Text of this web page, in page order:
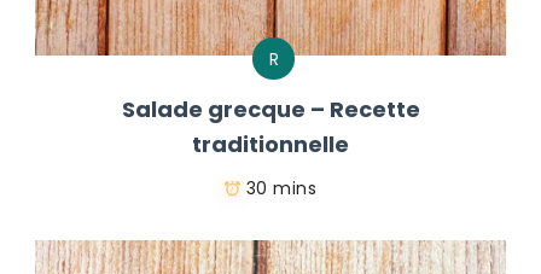
R
Salade grecque – Recette
traditionnelle
30 mins